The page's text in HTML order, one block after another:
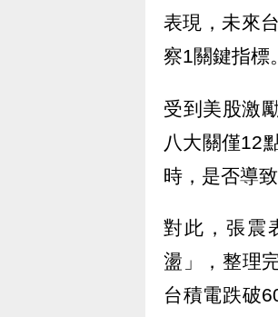
表現，未來
察1關鍵指標。
受到美股激
八大關僅12
時，是否導
對此，張震
盪」，整理
台積電跌破